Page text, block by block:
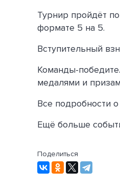
Турнир пройдёт
формате 5 на 5.
Вступительный
Команды-
медалями и
Все подробности
Ещё больше
Поделиться